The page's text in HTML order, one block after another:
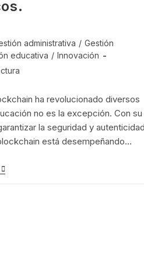
administrativa / Gestión
educativa / Innovación
ha revolucionado diversos
no es la excepción. Con su
la seguridad y autenticidad
está desempeñando…